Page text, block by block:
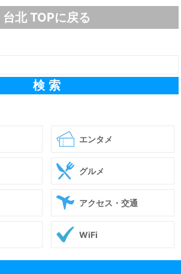
台北 TOPに戻る
エンタメ
グルメ
アクセス・交通
WiFi